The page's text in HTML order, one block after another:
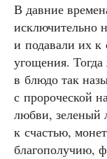
В давние
исключительно
и подавали их к
угощения.
в блюдо так
с пророческой
любви, зеленый
к счастью,
благополучию,